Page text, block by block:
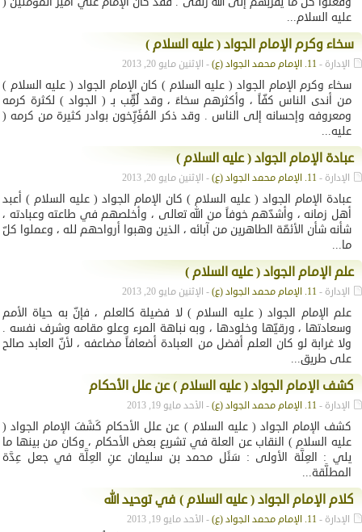
عليه السلام...
سخاء وكرم الإمام الجواد ( عليه السلام )
الإدارة -11. الإمام محمد الجواد (ع) - الإثنين مايو 20, 2013
سخاء وكرم الإمام الجواد ( عليه السلام ) كان الإمام الجواد ( عليه السلام )
من أندى الناس كفّاً ، وأكثرهم سخاءً ، وقد لُقِّب بـ ( الجواد ) لكثرة كرمه
ومعروفه وإحسانه إلى الناس . وقد ذكر المُؤَرِّخون بوادر كثيرة من كرمه (
عليه...
عبادة الإمام الجواد ( عليه السلام )
الإدارة -11. الإمام محمد الجواد (ع) - الإثنين مايو 20, 2013
عبادة الإمام الجواد ( عليه السلام ) كان الإمام الجواد ( عليه السلام ) أعبد
أهل زمانه ، وأشدّهم خوفاً من الله تعالى ، وأخلصهم في طاعته وعبادته ،
شأنه شأن الأئمّة الطاهرين من آبائه ، الذين وهبوا أرواحهم لله ، وعملوا كلّ
ما...
علم الإمام الجواد ( عليه السلام )
الإدارة -11. الإمام محمد الجواد (ع) - الإثنين مايو 20, 2013
علم الإمام الجواد ( عليه السلام ) لا فضيلة كالعلم ، فإنّ به حياة الأمم
وسعادتها ، ورقيّها وخلودها ، وبه نباهة المرء وعلو مقامه وشرف نفسه .
ولا غرابة لو كان العلم أفضل من العبادة أضعافاً مضاعفه ، لأنّ العابد صالح
على طريق...
كشف الإمام الجواد ( عليه السلام ) عن علل الأحكام
الإدارة -11. الإمام محمد الجواد (ع) - الأحد مايو 19, 2013
كشف الإمام الجواد ( عليه السلام ) عن علل الأحكام كَشَفَ الإمام الجواد (
عليه السلام ) النقاب عن العلة في تشريع بعض الأحكام ، وكان من بينها ما
يلي : العِلَّة الأولى : سَئَل محمد بن سليمان عنِ العِلَّة في جعل عِدَّة
المطلَّقة...
كلام الإمام الجواد ( عليه السلام ) في توحيد الله
الإدارة -11. الإمام محمد الجواد (ع) - الأحد مايو 19, 2013